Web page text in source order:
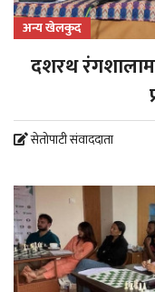
अन्य खेलकुद
दशरथ
सेतोपाटी संवाददाता